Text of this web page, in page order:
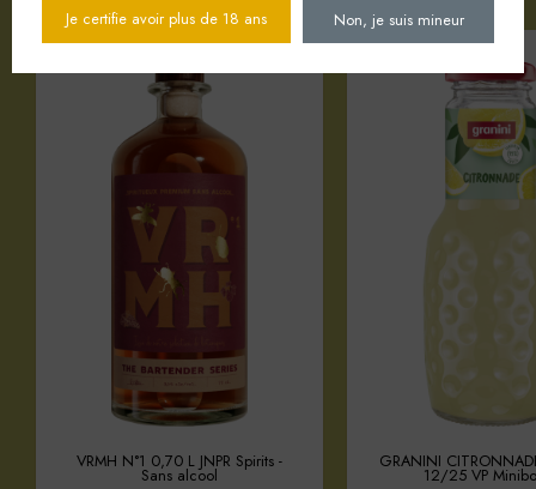
VRMH N°1 0,70 L JNPR Spirits -
Sans alcool
GRANINI
12/25 VP
Je certifie avoir plus de 18 ans Non, je suis mineur